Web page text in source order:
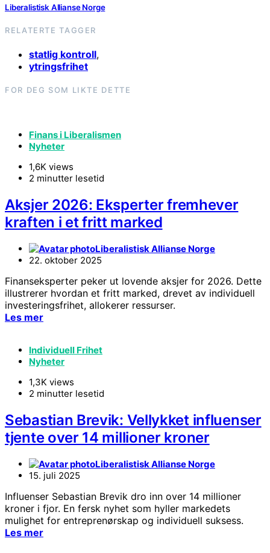
Liberalistisk Allianse Norge
RELATERTE TAGGER
statlig kontroll,
ytringsfrihet
FOR DEG SOM LIKTE DETTE
Finans i Liberalismen
Nyheter
1,6K views
2 minutter lesetid
Aksjer 2026: Eksperter fremhever
kraften i et fritt marked
Liberalistisk Allianse Norge
22. oktober 2025
Finanseksperter peker ut lovende aksjer for 2026. Dette
illustrerer hvordan et fritt marked, drevet av individuell
investeringsfrihet, allokerer ressurser.
Les mer
Individuell Frihet
Nyheter
1,3K views
2 minutter lesetid
Sebastian Brevik: Vellykket influenser
tjente over 14 millioner kroner
Liberalistisk Allianse Norge
15. juli 2025
Influenser Sebastian Brevik dro inn over 14 millioner
kroner i fjor. En fersk nyhet som hyller markedets
mulighet for entreprenørskap og individuell suksess.
Les mer